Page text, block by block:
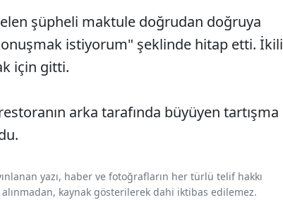
şüpheli maktule doğrudan doğruya
istiyorum" şeklinde hitap etti. İkili
için gitti.
arka tarafında büyüyen tartışma
yazı, haber ve fotoğrafların her türlü telif hakkı
kaynak gösterilerek dahi iktibas edilemez.